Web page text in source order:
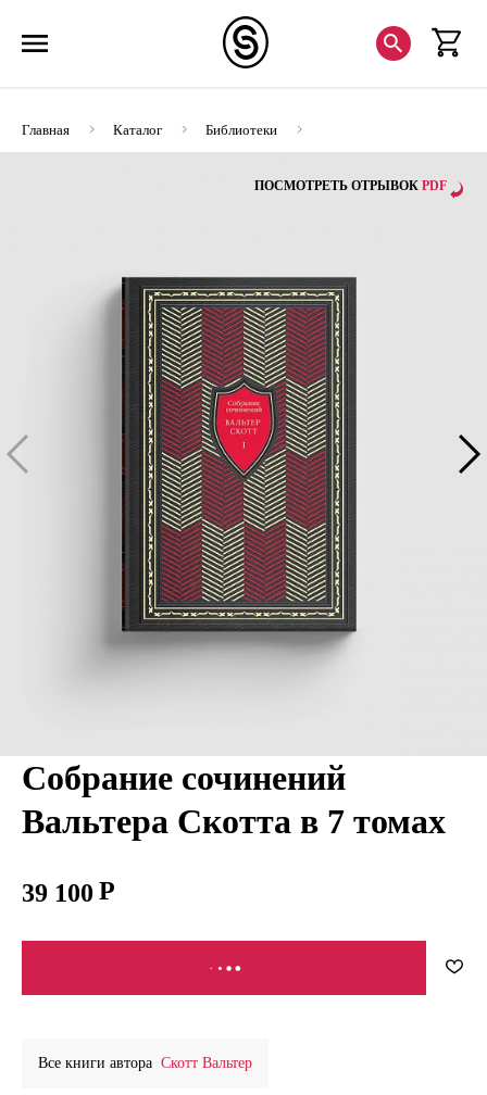
Главная Каталог
Библиотеки
Собрание сочинений Вальтера Скотта в 7 томах
ПОСМОТРЕТЬ ОТРЫВОК PDF
Собрание сочинений
Вальтера Скотта в 7 томах
39 100
В КОРЗИНУ
Все книги автора Скотт Вальтер